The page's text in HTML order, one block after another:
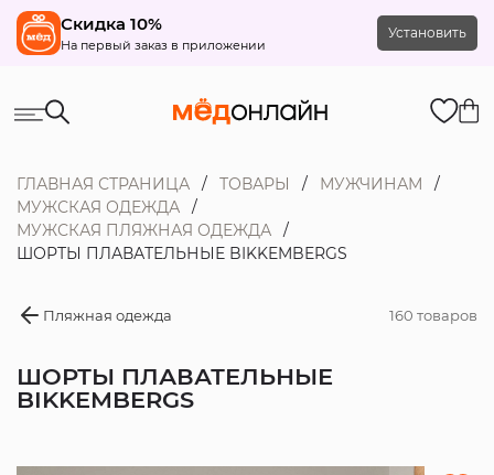
Скидка 10%
На первый заказ в приложении
Установить
ГЛАВНАЯ СТРАНИЦА ТОВАРЫ
МУЖЧИНАМ
МУЖСКАЯ ОДЕЖДА
МУЖСКАЯ ПЛЯЖНАЯ ОДЕЖДА
ШОРТЫ ПЛАВАТЕЛЬНЫЕ BIKKEMBERGS
Пляжная одежда 160 товаров
ШОРТЫ ПЛАВАТЕЛЬНЫЕ
BIKKEMBERGS